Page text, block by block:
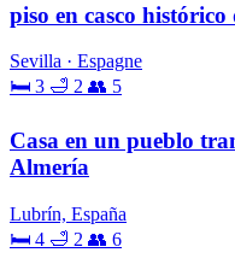
piso en casco histórico
Sevilla · Espagne
🛏 3 🛁 2 👥 5
Casa en un pueblo
Almería
Lubrín, España
🛏 4 🛁 2 👥 6